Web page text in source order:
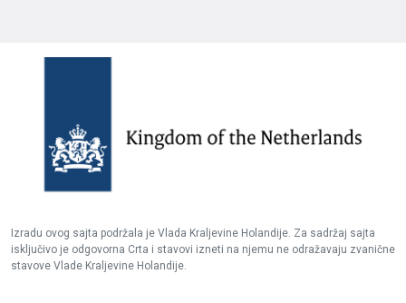
Izradu ovog sajta podržala je Vlada Kraljevine Holandije. Za sadržaj sajta
isključivo je odgovorna Crta i stavovi izneti na njemu ne odražavaju zvanične
stavove Vlade Kraljevine Holandije.